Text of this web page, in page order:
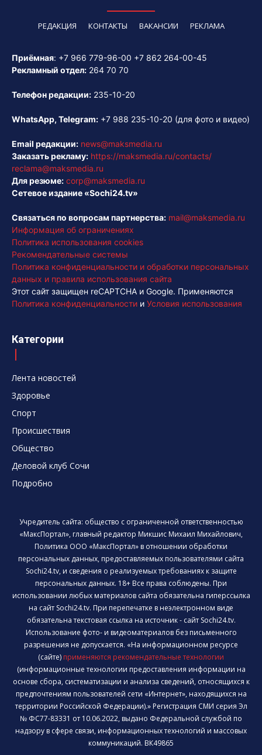
РЕДАКЦИЯ КОНТАКТЫ ВАКАНСИИ РЕКЛАМА
Приёмная: +7 966 779-96-00 +7 862 264-00-45
Рекламный отдел: 264 70 70
Телефон редакции: 235-10-20
WhatsApp, Telegram: +7 988 235-10-20 (для фото и видео)
Email редакции: news@maksmedia.ru
Заказать рекламу: https://maksmedia.ru/contacts/
reclama@maksmedia.ru
Для резюме: corp@maksmedia.ru
Сетевое издание «Sochi24.tv»
Связаться по вопросам партнерства: mail@maksmedia.ru
Информация об ограничениях
Политика использования cookies
Рекомендательные системы
Политика конфиденциальности и обработки персональных
данных и правила использования сайта
Этот сайт защищен reCAPTCHA и Google. Применяются
Политика конфиденциальности и Условия использования
Категории
Лента новостей
Здоровье
Спорт
Происшествия
Общество
Деловой клуб Сочи
Подробно
Учредитель сайта: общество с ограниченной ответственностью
«МаксПортал», главный редактор Микшис Михаил Михайлович,
Политика ООО «МаксПортал» в отношении обработки
персональных данных, предоставляемых пользователями сайта
Sochi24.tv, и сведения о реализуемых требованиях к защите
персональных данных. 18+ Все права соблюдены. При
использовании любых материалов сайта обязательна гиперссылка
на сайт Sochi24.tv. При перепечатке в неэлектронном виде
обязательна текстовая ссылка на источник - сайт Sochi24.tv.
Использование фото- и видеоматериалов без письменного
разрешения не допускается. «На информационном ресурсе
(сайте) применяются рекомендательные технологии
(информационные технологии предоставления информации на
основе сбора, систематизации и анализа сведений, относящихся к
предпочтениям пользователей сети «Интернет», находящихся на
территории Российской Федерации).» Регистрация СМИ серия Эл
№ ФС77-83331 от 10.06.2022, выдано Федеральной службой по
надзору в сфере связи, информационных технологий и массовых
коммуникаций. ВК49865